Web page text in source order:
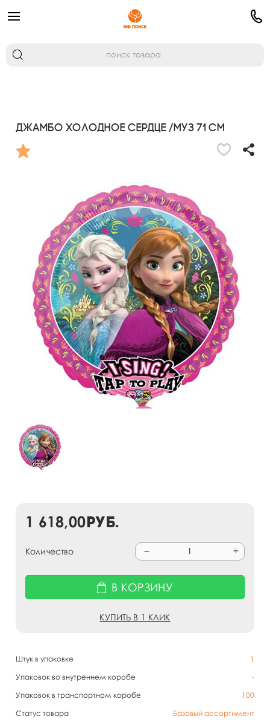
Джамбо Холодное сердце /МУЗ 71 см
Штук в упаковке
1
Упаковок во внутреннем коробе
-
Упаковок в транспортном коробе
100
Статус товара
Базовый ассортимент
1 618,00руб.
Количество
В КОРЗИНУ
КУПИТЬ В 1 КЛИК